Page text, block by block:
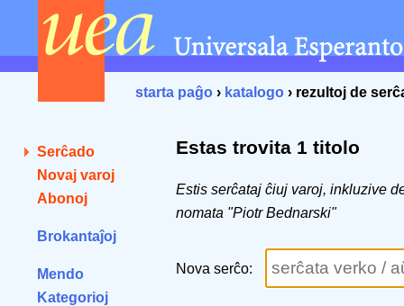
starta paĝo › katalogo › rezultoj de
Serĉado
Novaj varoj
Abonoj
Brokantaĵoj
Mendo
Kategorioj
Estas trovita 1 titolo
Estis serĉataj ĉiuj varoj, inkluzive
nomata "Piotr Bednarski"
Nova serĉo: